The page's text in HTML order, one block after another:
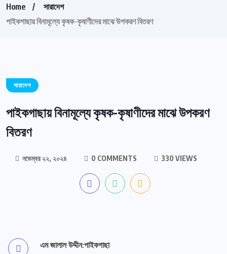
Home
সারাদেশ
পাইকগাছায় বিনামূল্যে কৃষক-কৃষাণীদের মাঝে উপকরণ বিতরণ
সারাদেশ
পাইকগাছায় বিনামূল্যে কৃষক-কৃষাণীদের মাঝে উপকরণ
বিতরণ
নভেম্বর ২২, ২০২৪ 0 COMMENTS 330 VIEWS
এম জালাল উদ্দীন:পাইকগাছা